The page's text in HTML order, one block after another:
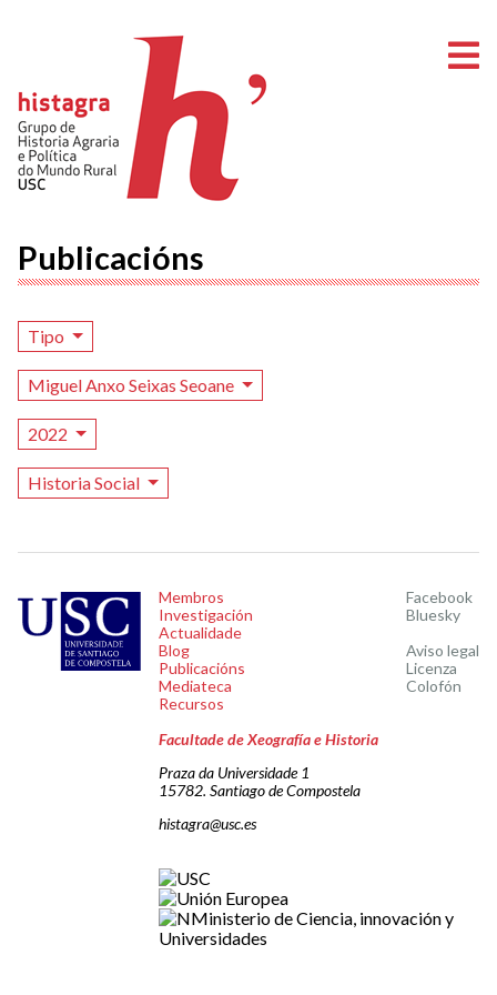
Publicacións
Tipo
Miguel Anxo Seixas Seoane
2022
Historia Social
Membros
Investigación
Actualidade
Blog
Publicacións
Mediateca
Recursos
Facebook
Bluesky
Aviso legal
Licenza
Colofón
Facultade de Xeografía e Historia
Praza da Universidade 1
15782. Santiago de Compostela
histagra@usc.es